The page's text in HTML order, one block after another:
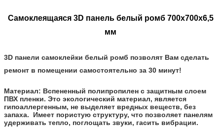
Самоклеящаяся 3D панель белый ромб 700x700x6,5
мм
3D панели самоклейки белый ромб позволят Вам сделать
ремонт в помещении самостоятельно за 30 минут!
Материал: Вспененный полипропилен с защитным слоем
ПВХ пленки. Это экологический материал, является
гипоаллергенным, не выделяет вредных веществ, без
запаха. Имеет пористую структуру, что позволяет панелям
удерживать тепло, поглощать звуки, гасить вибрации.